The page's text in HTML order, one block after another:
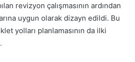
revizyon çalışmasının ardından
uygun olarak dizayn edildi. Bu
yolları planlamasının da ilki